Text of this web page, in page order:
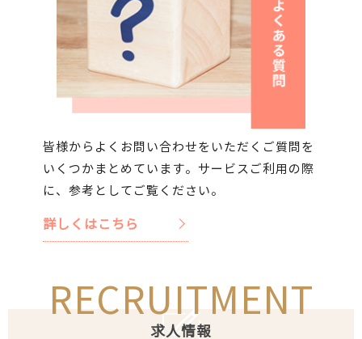
皆様からよくお問い合わせをいただくご質問を
いくつかまとめています。サービスご利用の際
に、参考としてご覧ください。
詳しくはこちら
RECRUITMENT
求人情報